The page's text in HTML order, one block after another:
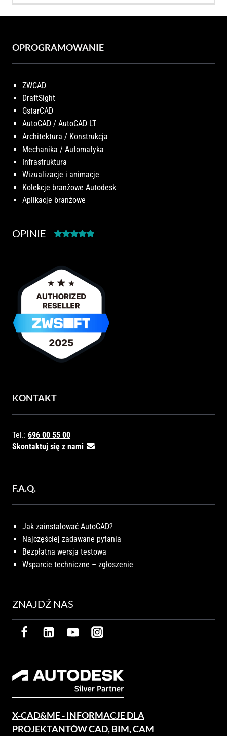
OPROGRAMOWANIE
ZWCAD
DraftSight
GstarCAD
AutoCAD / AutoCAD LT
Architektura / Konstrukcja
Mechanika / Automatyka
Infrastruktura
Wizualizacje i animacje
Kolekcje branżowe Autodesk
Aplikacje branżowe
OPINIE
KONTAKT
Tel.: 696 00 55 00
Skontaktuj się z nami
F.A.Q.
Jak zainstalować AutoCAD?
Najczęściej zadawane pytania
Bezpłatna wersja testowa
Wsparcie techniczne – zgłoszenie
ZNAJDŹ NAS
X-CAD&ME - INFORMACJE DLA
PROJEKTANTÓW CAD, BIM, CAM